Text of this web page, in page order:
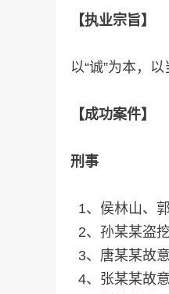
【执业宗旨】
以“诚”为本，
【成功案件】
刑事
1、侯林山、
2、孙某某盗
3、唐某某故
4、张某某故